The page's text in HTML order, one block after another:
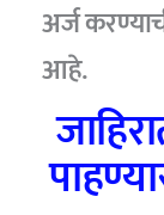
अर्ज
आहे.